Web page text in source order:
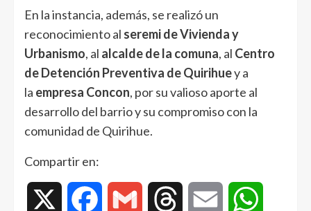
En la instancia, además, se realizó un
reconocimiento al seremi de Vivienda y
Urbanismo, al alcalde de la comuna, al Centro
de Detención Preventiva de Quirihuey a
la empresa Concon, por su valioso aporte al
desarrollo del barrio y su compromiso con la
comunidad de Quirihue.
Compartir en:
Facebook Gmail Threads Email